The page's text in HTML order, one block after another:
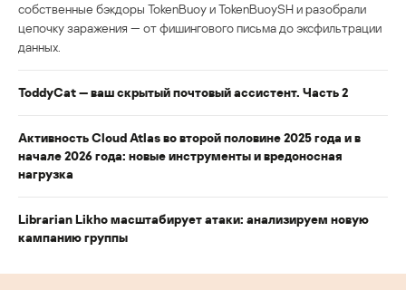
собственные бэкдоры TokenBuoy и TokenBuoySH и разобрали
цепочку заражения — от фишингового письма до эксфильтрации
данных.
ToddyCat — ваш скрытый почтовый ассистент. Часть 2
Активность Cloud Atlas во второй половине 2025 года и в
начале 2026 года: новые инструменты и вредоносная
нагрузка
Librarian Likho масштабирует атаки: анализируем новую
кампанию группы